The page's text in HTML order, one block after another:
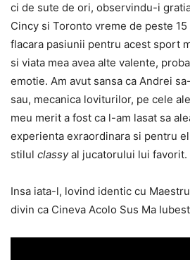
ci de sute de ori, observindu-i
Cincy si Toronto vreme de peste
flacara pasiunii pentru acest sport
si viata mea avea alte valente,
emotie. Am avut sansa ca Andrei
sau, mecanica loviturilor, pe cele
meu merit a fost ca l-am lasat sa
experienta exraordinara si pentru
stilul classyal jucatorului lui favorit.
Insa iata-l, lovind identic cu
divin ca Cineva Acolo Sus Ma